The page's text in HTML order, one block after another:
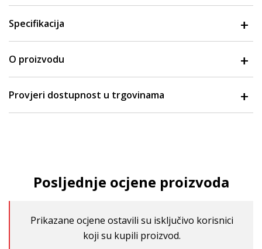
Specifikacija
O proizvodu
Provjeri dostupnost u trgovinama
Posljednje ocjene proizvoda
Prikazane ocjene ostavili su isključivo korisnici
koji su kupili proizvod.